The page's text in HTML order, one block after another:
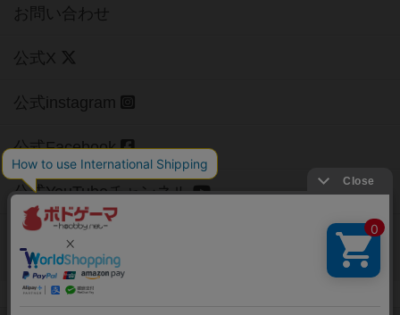
お問い合わせ
公式X
公式instagram
公式Facebook
公式YouTubeチャンネル